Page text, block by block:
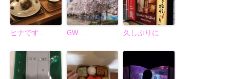
ヒナです… GW… 久しぶりに